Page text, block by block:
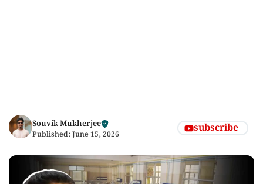
Souvik Mukherjee
Published: June 15, 2026 subscribe